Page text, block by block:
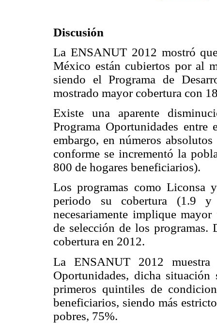
Discusión
La ENSANUT 2012 mostró
México están cubiertos por al
siendo el Programa de
mostrado mayor cobertura con
Existe una aparente
Programa Oportunidades
embargo, en números
conforme se incrementó la
800 de hogares beneficiarios).
Los programas como Liconsa
periodo su cobertura (1.9 y
necesariamente implique
de selección de los
cobertura en 2012.
La ENSANUT 2012 muestra
Oportunidades, dicha
primeros quintiles de
beneficiarios, siendo más
pobres, 75%.